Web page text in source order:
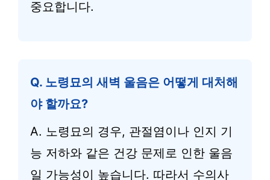
중요합니다.
Q. 노령묘의 새벽 울음은 어떻게 대처해
야 할까요?
A. 노령묘의 경우, 관절염이나 인지 기
능 저하와 같은 건강 문제로 인한 울음
일 가능성이 높습니다. 따라서 수의사